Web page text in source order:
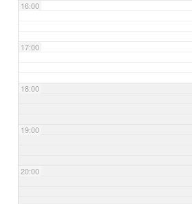
16:00
17:00
18:00
19:00
20:00